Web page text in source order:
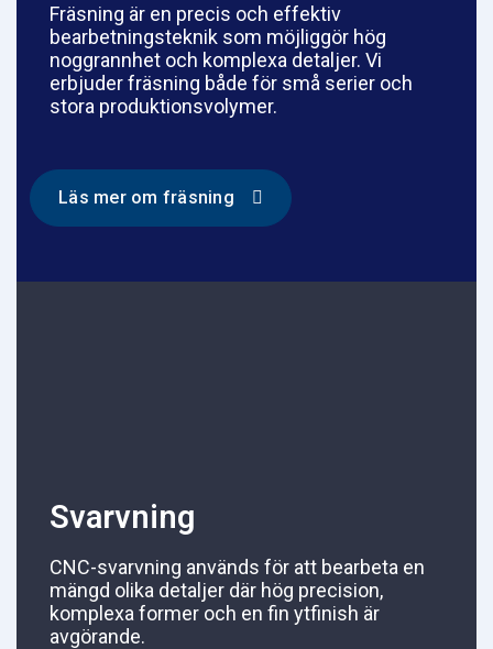
Fräsning är en precis och effektiv
bearbetningsteknik som möjliggör hög
noggrannhet och komplexa detaljer. Vi
erbjuder fräsning både för små serier och
stora produktionsvolymer.
Läs mer om fräsning
Svarvning
CNC-svarvning används för att bearbeta en
mängd olika detaljer där hög precision,
komplexa former och en fin ytfinish är
avgörande.